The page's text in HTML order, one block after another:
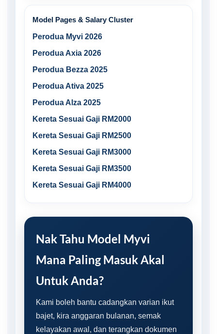
Model Pages & Salary Cluster
Perodua Myvi 2026
Perodua Axia 2026
Perodua Bezza 2025
Perodua Ativa 2025
Perodua Alza 2025
Kereta Sesuai Gaji RM2000
Kereta Sesuai Gaji RM2500
Kereta Sesuai Gaji RM3000
Kereta Sesuai Gaji RM3500
Kereta Sesuai Gaji RM4000
Nak Tahu Model Myvi
Mana Paling Masuk Akal
Untuk Anda?
Kami boleh bantu cadangkan varian ikut
bajet, kira anggaran bulanan, semak
kelayakan awal, dan terangkan dokumen